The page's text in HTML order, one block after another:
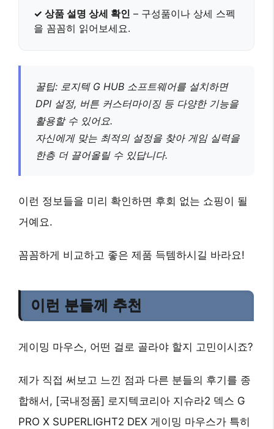
✓ 상품 설명 상세 확인 – 구성품이나 상세 스펙
을 꼼꼼히 읽어보세요.
꿀팁: 로지텍 G HUB 소프트웨어를 설치하면
DPI 설정, 버튼 커스터마이징 등 다양한 기능을
활용할 수 있어요.
자신에게 맞는 최적의 설정을 찾아 게임 실력을
한층 더 끌어올릴 수 있답니다.
이런 정보들을 미리 확인하면 후회 없는 쇼핑이 될
거예요.
꼼꼼하게 비교하고 좋은 제품 득템하시길 바라요!
이런 분들께 추천
게이밍 마우스, 어떤 걸로 골라야 할지 고민이시죠?
제가 직접 써보고 느낀 점과 다른 분들의 후기를 종
합해서, [국내정품] 로지텍코리아 지슈라2 덱스 G
PRO X SUPERLIGHT2 DEX 게이밍 마우스가 특히